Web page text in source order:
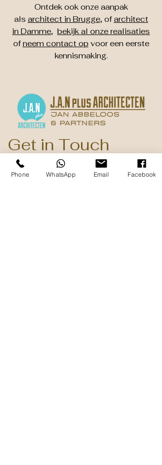
Ontdek ook onze aanpak
als architect in Brugge, ofarchitect
in Damme, bekijk al onze realisaties
ofneem contact op voor een eerste
kennismaking.
Get in Touch
Dorpsstraat 37a
Phone WhatsApp Email Facebook